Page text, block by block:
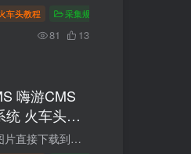
车头教程 采集规则
81 13
嗨游CMS
统 火车头发
火车头采集发布，一键完成，图片直接下载到你的服务器。 自带Google翻译APIkey，无需额外费用。 Locoy 接口文件放在网站admin目录下；.wpm模块放在火车头module目录下，根据自己网站域名创建发...